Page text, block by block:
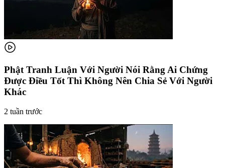
Phật Tranh Luận Với Người Nói Rằng Ai Chứng
Được Điều Tốt Thì Không Nên Chia Sẻ Với Người
Khác
2 tuần trước